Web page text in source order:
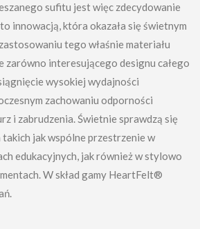
sufitu jest więc zdecydowanie
innowacją, która okazała się świetnym
tego właśnie materiału
zarówno interesującego designu całego
wysokiej wydajności
zachowaniu odporności
i zabrudzenia. Świetnie sprawdzą się
jak wspólne przestrzenie w
edukacyjnych, jak również w stylowo
W skład gamy HeartFelt®